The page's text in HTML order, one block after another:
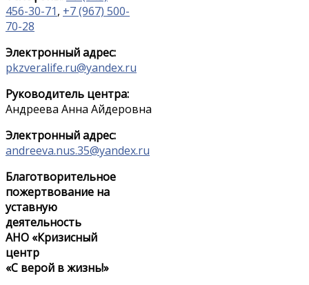
456-30-71, +7 (967) 500-
70-28
Электронный адрес:
pkzveralife.ru@yandex.ru
Руководитель центра:
Андреева Анна Айдеровна
Электронный адрес:
andreeva.nus.35@yandex.ru
Благотворительное
пожертвование на
уставную
деятельность
АНО «Кризисный
центр
«С верой в жизнь!»